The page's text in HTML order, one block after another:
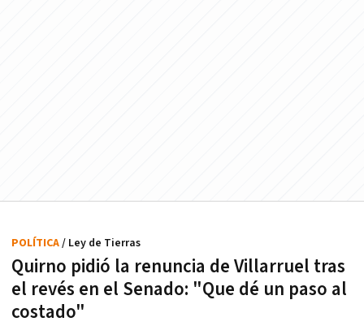
Quirno pidió la renuncia de Villarruel tras
el revés en el Senado: "Que dé un paso al
costado"
POLÍTICA/ Ley de Tierras